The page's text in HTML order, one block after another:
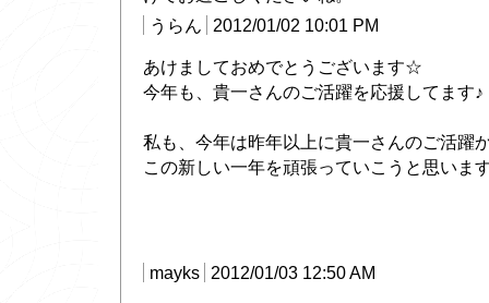
うらん
2012/01/02 10:01 PM
あけましておめでとうございます☆
今年も、貴一さんのご活躍を応援してます♪
私も、今年は昨年以上に貴一さんのご活躍
この新しい一年を頑張っていこうと思いま
mayks 2012/01/03 12:50 AM